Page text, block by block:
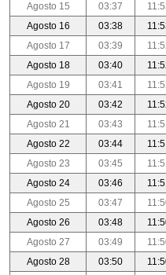
Agosto 15
03:37
Agosto 16
03:38
Agosto 17
03:39
Agosto 18
03:40
Agosto 19
03:41
Agosto 20
03:42
Agosto 21
03:43
Agosto 22
03:44
Agosto 23
03:45
Agosto 24
03:46
Agosto 25
03:47
Agosto 26
03:48
Agosto 27
03:49
Agosto 28
03:50